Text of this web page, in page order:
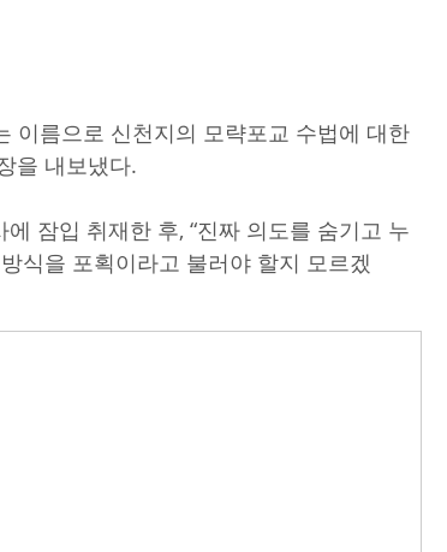
이름으로 신천지의 모략포교 수법에 대한
을 내보냈다.
잠입 취재한 후, “진짜 의도를 숨기고 누
식을 포획이라고 불러야 할지 모르겠